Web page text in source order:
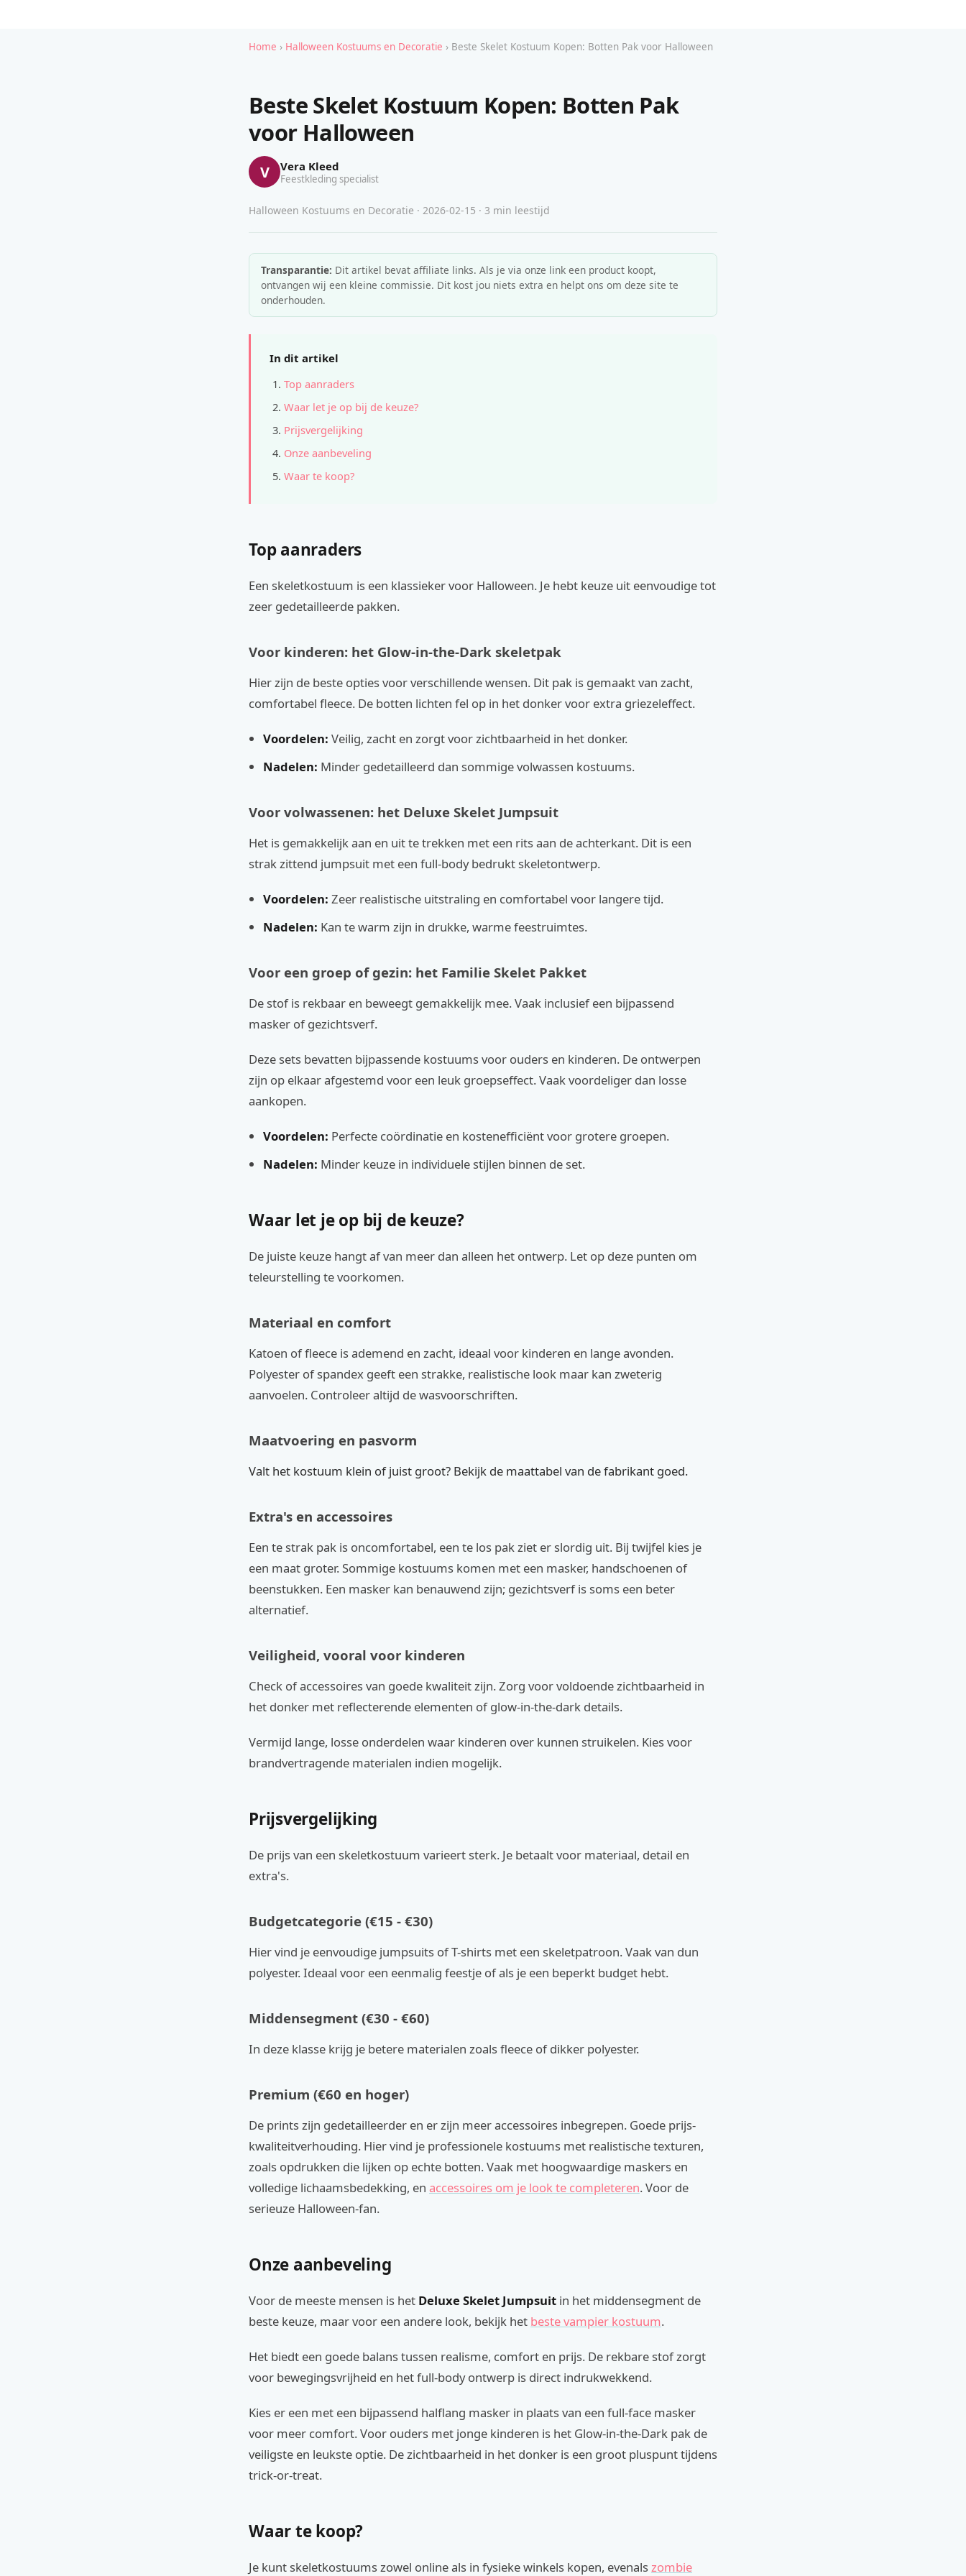
Home › Halloween Kostuums en Decoratie › Beste Skelet Kostuum Kopen: Botten Pak voor Halloween
Beste Skelet Kostuum Kopen: Botten Pak
voor Halloween
V Vera Kleed
Feestkleding specialist
Halloween Kostuums en Decoratie · 2026-02-15 · 3 min leestijd
Transparantie: Dit artikel bevat affiliate links. Als je via onze link een product koopt,
ontvangen wij een kleine commissie. Dit kost jou niets extra en helpt ons om deze site te
onderhouden.
In dit artikel
Top aanraders
Waar let je op bij de keuze?
Prijsvergelijking
Onze aanbeveling
Waar te koop?
Top aanraders
Een skeletkostuum is een klassieker voor Halloween. Je hebt keuze uit eenvoudige tot
zeer gedetailleerde pakken.
Voor kinderen: het Glow-in-the-Dark skeletpak
Hier zijn de beste opties voor verschillende wensen. Dit pak is gemaakt van zacht,
comfortabel fleece. De botten lichten fel op in het donker voor extra griezeleffect.
Voordelen: Veilig, zacht en zorgt voor zichtbaarheid in het donker.
Nadelen: Minder gedetailleerd dan sommige volwassen kostuums.
Voor volwassenen: het Deluxe Skelet Jumpsuit
Het is gemakkelijk aan en uit te trekken met een rits aan de achterkant. Dit is een
strak zittend jumpsuit met een full-body bedrukt skeletontwerp.
Voordelen: Zeer realistische uitstraling en comfortabel voor langere tijd.
Nadelen: Kan te warm zijn in drukke, warme feestruimtes.
Voor een groep of gezin: het Familie Skelet Pakket
De stof is rekbaar en beweegt gemakkelijk mee. Vaak inclusief een bijpassend
masker of gezichtsverf.
Deze sets bevatten bijpassende kostuums voor ouders en kinderen. De ontwerpen
zijn op elkaar afgestemd voor een leuk groepseffect. Vaak voordeliger dan losse
aankopen.
Voordelen: Perfecte coördinatie en kostenefficiënt voor grotere groepen.
Nadelen: Minder keuze in individuele stijlen binnen de set.
Waar let je op bij de keuze?
De juiste keuze hangt af van meer dan alleen het ontwerp. Let op deze punten om
teleurstelling te voorkomen.
Materiaal en comfort
Katoen of fleece is ademend en zacht, ideaal voor kinderen en lange avonden.
Polyester of spandex geeft een strakke, realistische look maar kan zweterig
aanvoelen. Controleer altijd de wasvoorschriften.
Maatvoering en pasvorm
Valt het kostuum klein of juist groot? Bekijk de maattabel van de fabrikant goed.
Extra's en accessoires
Een te strak pak is oncomfortabel, een te los pak ziet er slordig uit. Bij twijfel kies je
een maat groter. Sommige kostuums komen met een masker, handschoenen of
beenstukken. Een masker kan benauwend zijn; gezichtsverf is soms een beter
alternatief.
Veiligheid, vooral voor kinderen
Check of accessoires van goede kwaliteit zijn. Zorg voor voldoende zichtbaarheid in
het donker met reflecterende elementen of glow-in-the-dark details.
Vermijd lange, losse onderdelen waar kinderen over kunnen struikelen. Kies voor
brandvertragende materialen indien mogelijk.
Prijsvergelijking
De prijs van een skeletkostuum varieert sterk. Je betaalt voor materiaal, detail en
extra's.
Budgetcategorie (€15 - €30)
Hier vind je eenvoudige jumpsuits of T-shirts met een skeletpatroon. Vaak van dun
polyester. Ideaal voor een eenmalig feestje of als je een beperkt budget hebt.
Middensegment (€30 - €60)
In deze klasse krijg je betere materialen zoals fleece of dikker polyester.
Premium (€60 en hoger)
De prints zijn gedetailleerder en er zijn meer accessoires inbegrepen. Goede prijs-
kwaliteitverhouding. Hier vind je professionele kostuums met realistische texturen,
zoals opdrukken die lijken op echte botten. Vaak met hoogwaardige maskers en
volledige lichaamsbedekking, en accessoires om je look te completeren. Voor de
serieuze Halloween-fan.
Onze aanbeveling
Voor de meeste mensen is het Deluxe Skelet Jumpsuit in het middensegment de
beste keuze, maar voor een andere look, bekijk het beste vampier kostuum.
Het biedt een goede balans tussen realisme, comfort en prijs. De rekbare stof zorgt
voor bewegingsvrijheid en het full-body ontwerp is direct indrukwekkend.
Kies er een met een bijpassend halflang masker in plaats van een full-face masker
voor meer comfort. Voor ouders met jonge kinderen is het Glow-in-the-Dark pak de
veiligste en leukste optie. De zichtbaarheid in het donker is een groot pluspunt tijdens
trick-or-treat.
Waar te koop?
Je kunt skeletkostuums zowel online als in fysieke winkels kopen, evenalszombie